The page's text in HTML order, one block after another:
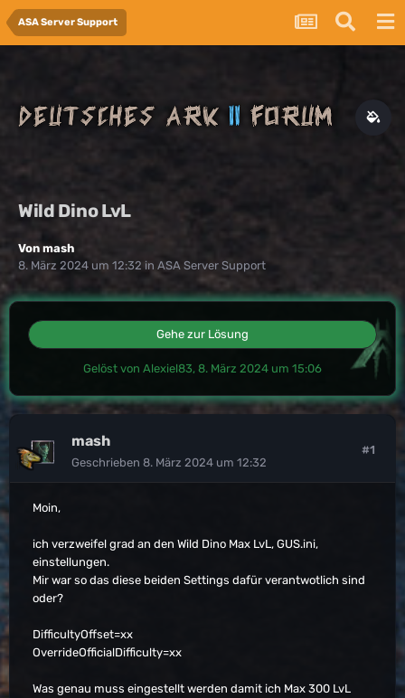
ASA Server Support
Wild Dino LvL
Von mash
8. März 2024 um 12:32 in ASA Server Support
Gehe zur Lösung
Gelöst von Alexiel83, 8. März 2024 um 15:06
mash
Geschrieben 8. März 2024 um 12:32
#1
Moin,
ich verzweifel grad an den Wild Dino Max LvL, GUS.ini,
einstellungen.
Mir war so das diese beiden Settings dafür verantwotlich sind
oder?
DifficultyOffset=xx
OverrideOfficialDifficulty=xx
Was genau muss eingestellt werden damit ich Max 300 LvL